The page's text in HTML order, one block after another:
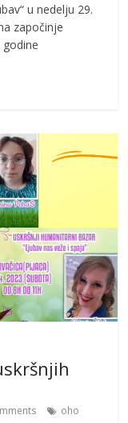
u nedelju 29.
započinje
godine
oho